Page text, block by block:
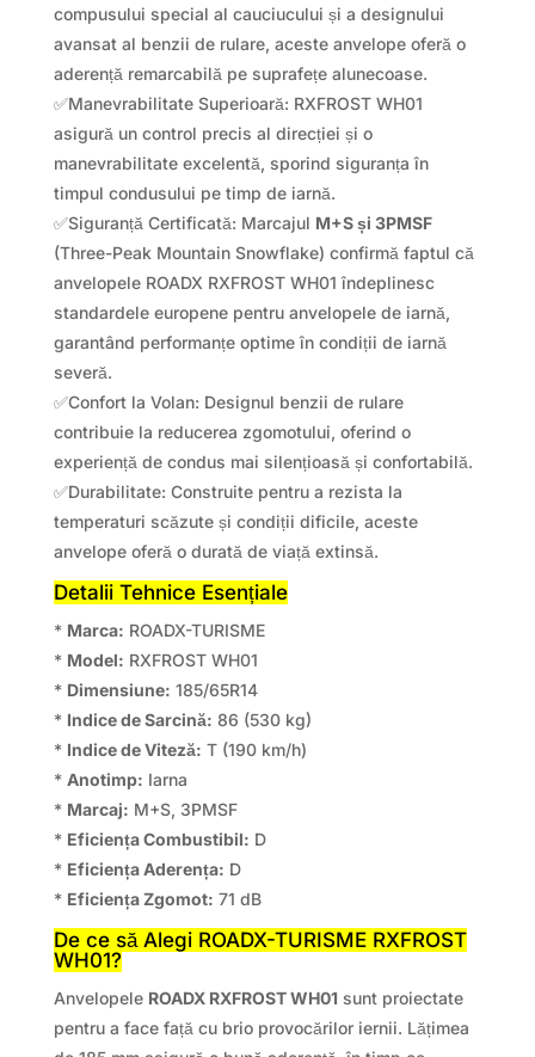
compusului special al cauciucului și a designului
avansat al benzii de rulare, aceste anvelope oferă o
aderență remarcabilă pe suprafețe alunecoase.
✅Manevrabilitate Superioară: RXFROST WH01
asigură un control precis al direcției și o
manevrabilitate excelentă, sporind siguranța în
timpul condusului pe timp de iarnă.
✅Siguranță Certificată: Marcajul M+S și 3PMSF
(Three-Peak Mountain Snowflake) confirmă faptul că
anvelopele ROADX RXFROST WH01 îndeplinesc
standardele europene pentru anvelopele de iarnă,
garantând performanțe optime în condiții de iarnă
severă.
✅Confort la Volan: Designul benzii de rulare
contribuie la reducerea zgomotului, oferind o
experiență de condus mai silențioasă și confortabilă.
✅Durabilitate: Construite pentru a rezista la
temperaturi scăzute și condiții dificile, aceste
anvelope oferă o durată de viață extinsă.
Detalii Tehnice Esențiale
* Marca: ROADX-TURISME
* Model: RXFROST WH01
* Dimensiune: 185/65R14
* Indice de Sarcină: 86 (530 kg)
* Indice de Viteză: T (190 km/h)
* Anotimp: Iarna
* Marcaj: M+S, 3PMSF
* Eficiența Combustibil: D
* Eficiența Aderența: D
* Eficiența Zgomot: 71 dB
De ce să Alegi ROADX-TURISME RXFROST
WH01?
Anvelopele ROADX RXFROST WH01 sunt proiectate
pentru a face față cu brio provocărilor iernii. Lățimea